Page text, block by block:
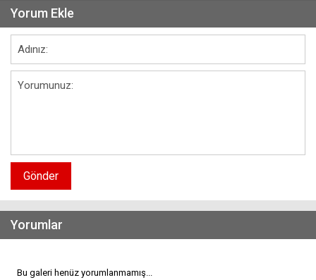
Yorum Ekle
Gönder
Yorumlar
Bu galeri henüz yorumlanmamış...